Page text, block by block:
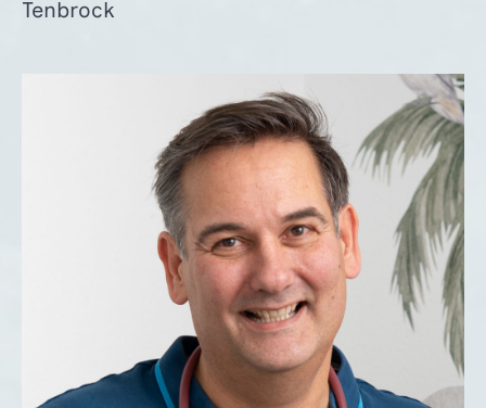
Tenbrock